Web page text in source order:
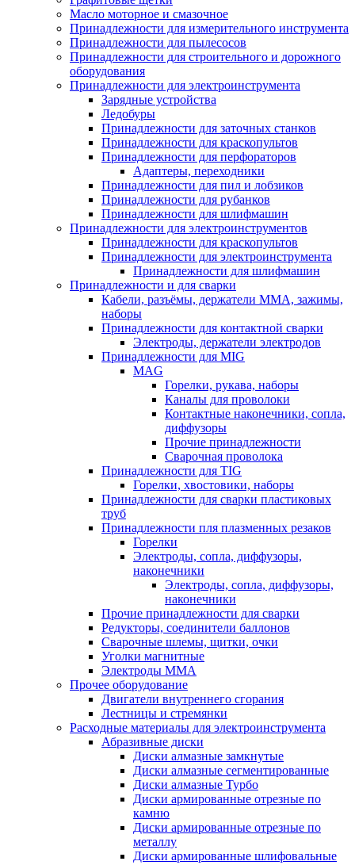
Масло моторное и смазочное
Принадлежности для измерительного инструмента
Принадлежности для пылесосов
Принадлежности для строительного и дорожного
оборудования
Принадлежности для электроинструмента
Зарядные устройства
Ледобуры
Принадлежности для заточных станков
Принадлежности для краскопультов
Принадлежности для перфораторов
Адаптеры, переходники
Принадлежности для пил и лобзиков
Принадлежности для рубанков
Принадлежности для шлифмашин
Принадлежности для электроинструментов
Принадлежности для краскопультов
Принадлежности для электроинструмента
Принадлежности для шлифмашин
Принадлежности и для сварки
Кабели, разъёмы, держатели MMA, зажимы,
наборы
Принадлежности для контактной сварки
Электроды, держатели электродов
Принадлежности для MIG
MAG
Горелки, рукава, наборы
Каналы для проволоки
Контактные наконечники, сопла,
диффузоры
Прочие принадлежности
Сварочная проволока
Принадлежности для TIG
Горелки, хвостовики, наборы
Принадлежности для сварки пластиковых
труб
Принадлежности пля плазменных резаков
Горелки
Электроды, сопла, диффузоры,
наконечники
Электроды, сопла, диффузоры,
наконечники
Прочие принадлежности для сварки
Редукторы, соединители баллонов
Сварочные шлемы, щитки, очки
Уголки магнитные
Электроды MMA
Прочее оборудование
Двигатели внутреннего сгорания
Лестницы и стремянки
Расходные материалы для электроинструмента
Абразивные диски
Диски алмазные замкнутые
Диски алмазные сегментированные
Диски алмазные Турбо
Диски армированные отрезные по
камню
Диски армированные отрезные по
металлу
Диски армированные шлифовальные